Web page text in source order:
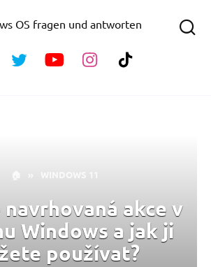
OS fragen und antworten
akce v
Windows a jak ji
používat?